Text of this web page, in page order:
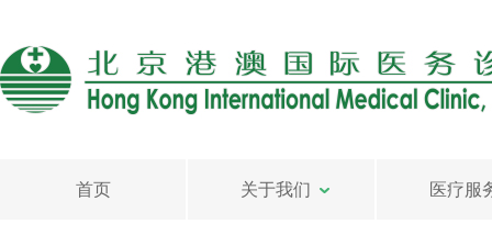
首页 关于我们 医疗服